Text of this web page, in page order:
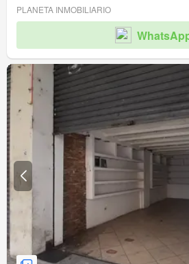
PLANETA INMOBILIARIO